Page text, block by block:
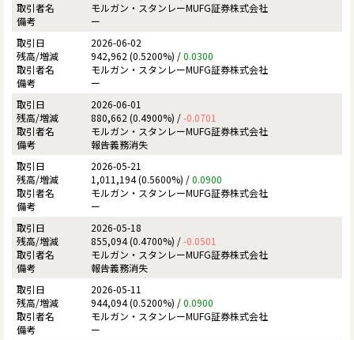
モルガン・スタンレーMUFG証券株式会社
ー
2026-06-02
942,962 (0.5200%) /0.0300
モルガン・スタンレーMUFG証券株式会社
ー
2026-06-01
880,662 (0.4900%) /-0.0701
モルガン・スタンレーMUFG証券株式会社
報告義務消失
2026-05-21
1,011,194 (0.5600%) /0.0900
モルガン・スタンレーMUFG証券株式会社
ー
2026-05-18
855,094 (0.4700%) /-0.0501
モルガン・スタンレーMUFG証券株式会社
報告義務消失
2026-05-11
944,094 (0.5200%) /0.0900
モルガン・スタンレーMUFG証券株式会社
ー